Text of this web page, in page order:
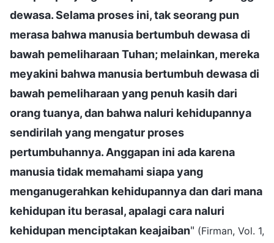
dewasa. Selama proses ini, tak seorang pun
merasa bahwa manusia bertumbuh dewasa di
bawah pemeliharaan Tuhan; melainkan, mereka
meyakini bahwa manusia bertumbuh dewasa di
bawah pemeliharaan yang penuh kasih dari
orang tuanya, dan bahwa naluri kehidupannya
sendirilah yang mengatur proses
pertumbuhannya. Anggapan ini ada karena
manusia tidak memahami siapa yang
menganugerahkan kehidupannya dan dari mana
kehidupan itu berasal, apalagi cara naluri
kehidupan menciptakan keajaiban" (Firman, Vol. 1,